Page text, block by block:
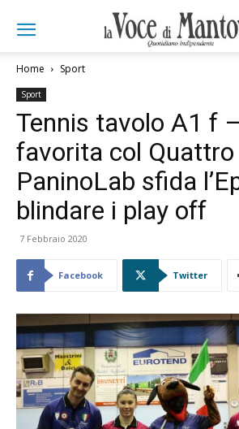
Home Sport
Sport
Tennis tavolo A1 f
favorita col
PaninoLab sfida
blindare i play off
7 Febbraio 2020
Facebook Twitter